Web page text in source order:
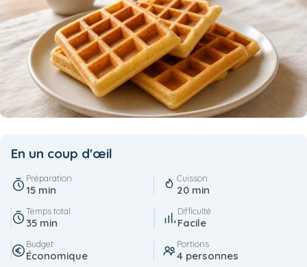
En un coup d'œil
Préparation
15 min
Cuisson
20 min
Temps total
35 min
Difficulté
Facile
Budget
Économique
Portions
4 personnes